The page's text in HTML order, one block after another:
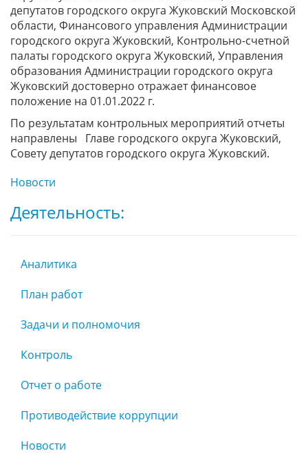
депутатов городского округа Жуковский Московской
области, Финансового управления Администрации
городского округа Жуковский, Контрольно-счетной
палаты городского округа Жуковский, Управления
образования Администрации городского округа
Жуковский достоверно отражает финансовое
положение на 01.01.2022 г.
По результатам контрольных мероприятий отчеты
направлены Главе городского округа Жуковский,
Совету депутатов городского округа Жуковский.
Новости
Деятельность:
Аналитика
План работ
Задачи и полномочия
Контроль
Отчет о работе
Противодействие коррупции
Новости